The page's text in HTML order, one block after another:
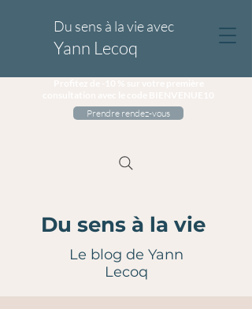
Du sens à la vie avec
Yann Lecoq
Prendre rendez-vous
Du sens à la vie
Le blog de Yann
Lecoq